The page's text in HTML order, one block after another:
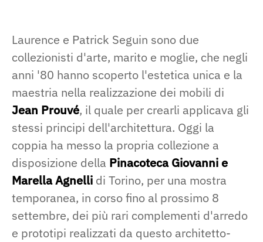
Laurence e Patrick Seguin sono due
collezionisti d'arte, marito e moglie, che negli
anni '80 hanno scoperto l'estetica unica e la
maestria nella realizzazione dei mobili di
Jean Prouvé, il quale per crearli applicava gli
stessi principi dell'architettura. Oggi la
coppia ha messo la propria collezione a
disposizione della Pinacoteca Giovanni e
Marella Agnelli di Torino, per una mostra
temporanea, in corso fino al prossimo 8
settembre, dei più rari complementi d'arredo
e prototipi realizzati da questo architetto-